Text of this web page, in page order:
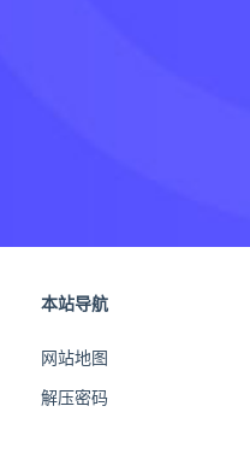
本站导航
网站地图
解压密码